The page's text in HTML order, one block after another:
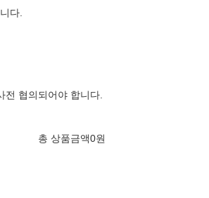
다.
전 협의되어야 합니다.
총 상품금액0원